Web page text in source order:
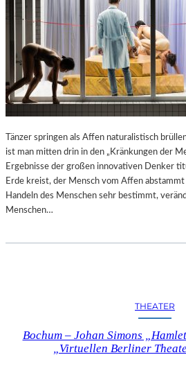
Tänzer springen als Affen naturalistisch
ist man mitten drin in den „Kränkungen der
Ergebnisse der großen innovativen Denker
Erde kreist, der Mensch vom Affen abstammt
Handeln des Menschen sehr bestimmt,
Menschen…
THEATER
Bochum – Johan Simons
„Virtuellen Berliner